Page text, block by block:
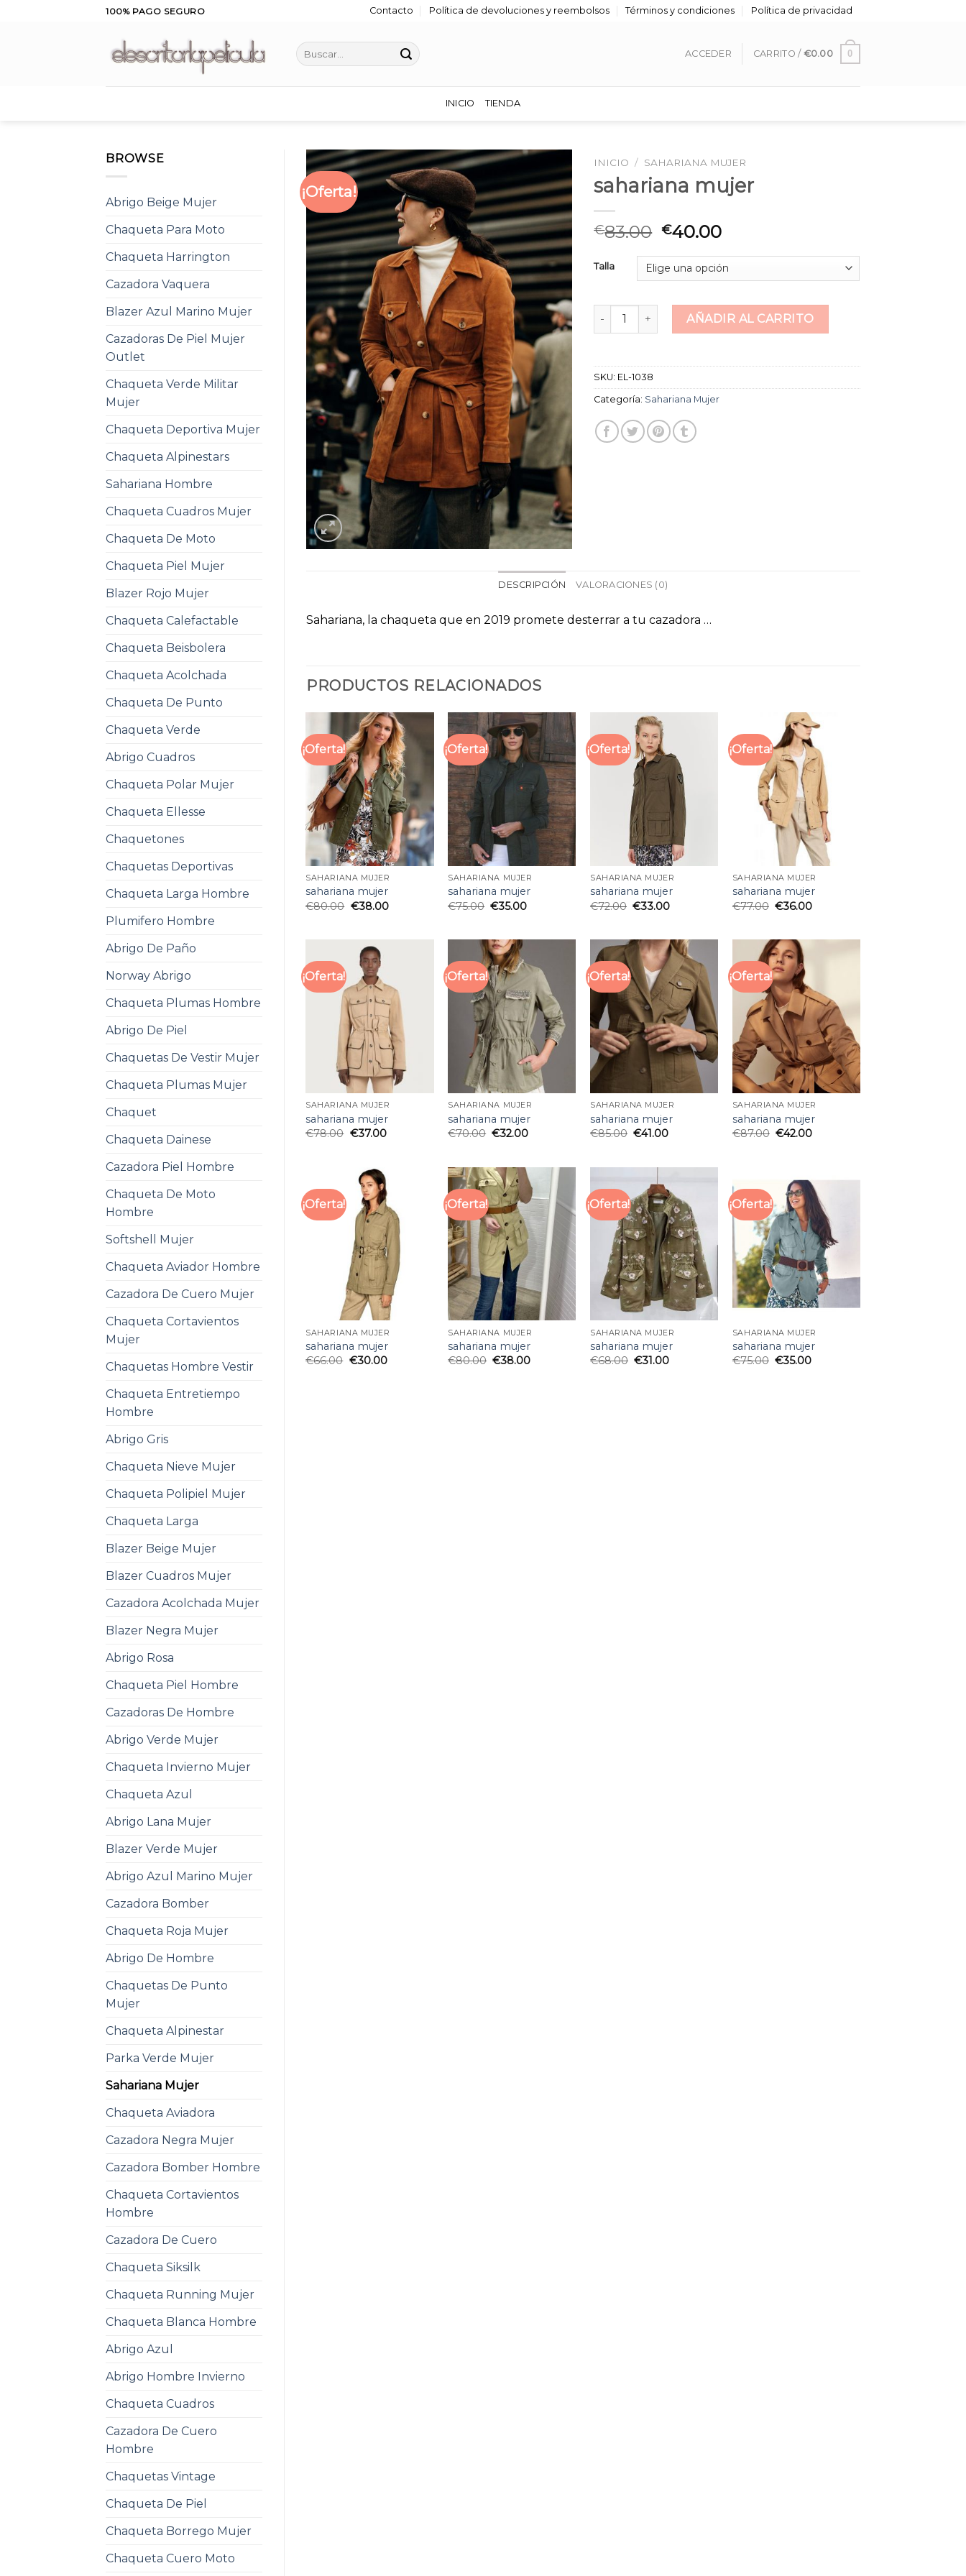
100% PAGO SEGURO Contacto Política de devoluciones y reembolsos Términos y condiciones Política de privacidad
Buscar
por:
ACCEDER CARRITO / €0.00 0
INICIO TIENDA
BROWSE
Abrigo Beige Mujer
Chaqueta Para Moto
Chaqueta Harrington
Cazadora Vaquera
Blazer Azul Marino Mujer
Cazadoras De Piel Mujer
Outlet
Chaqueta Verde Militar
Mujer
Chaqueta Deportiva Mujer
Chaqueta Alpinestars
Sahariana Hombre
Chaqueta Cuadros Mujer
Chaqueta De Moto
Chaqueta Piel Mujer
Blazer Rojo Mujer
Chaqueta Calefactable
Chaqueta Beisbolera
Chaqueta Acolchada
Chaqueta De Punto
Chaqueta Verde
Abrigo Cuadros
Chaqueta Polar Mujer
Chaqueta Ellesse
Chaquetones
Chaquetas Deportivas
Chaqueta Larga Hombre
Plumifero Hombre
Abrigo De Paño
Norway Abrigo
Chaqueta Plumas Hombre
Abrigo De Piel
Chaquetas De Vestir Mujer
Chaqueta Plumas Mujer
Chaquet
Chaqueta Dainese
Cazadora Piel Hombre
Chaqueta De Moto
Hombre
Softshell Mujer
Chaqueta Aviador Hombre
Cazadora De Cuero Mujer
Chaqueta Cortavientos
Mujer
Chaquetas Hombre Vestir
Chaqueta Entretiempo
Hombre
Abrigo Gris
Chaqueta Nieve Mujer
Chaqueta Polipiel Mujer
Chaqueta Larga
Blazer Beige Mujer
Blazer Cuadros Mujer
Cazadora Acolchada Mujer
Blazer Negra Mujer
Abrigo Rosa
Chaqueta Piel Hombre
Cazadoras De Hombre
Abrigo Verde Mujer
Chaqueta Invierno Mujer
Chaqueta Azul
Abrigo Lana Mujer
Blazer Verde Mujer
Abrigo Azul Marino Mujer
Cazadora Bomber
Chaqueta Roja Mujer
Abrigo De Hombre
Chaquetas De Punto
Mujer
Chaqueta Alpinestar
Parka Verde Mujer
Sahariana Mujer
Chaqueta Aviadora
Cazadora Negra Mujer
Cazadora Bomber Hombre
Chaqueta Cortavientos
Hombre
Cazadora De Cuero
Chaqueta Siksilk
Chaqueta Running Mujer
Chaqueta Blanca Hombre
Abrigo Azul
Abrigo Hombre Invierno
Chaqueta Cuadros
Cazadora De Cuero
Hombre
Chaquetas Vintage
Chaqueta De Piel
Chaqueta Borrego Mujer
Chaqueta Cuero Moto
¡Oferta!
INICIO / SAHARIANA MUJER
sahariana mujer
€83.00 €40.00
Talla
sahariana mujer cantidadAÑADIR AL CARRITO
SKU: EL-1038
Categoría: Sahariana Mujer
DESCRIPCIÓN VALORACIONES (0)
Sahariana, la chaqueta que en 2019 promete desterrar a tu cazadora …
PRODUCTOS RELACIONADOS
¡Oferta!
SAHARIANA MUJER
sahariana mujer
€80.00 €38.00
¡Oferta!
SAHARIANA MUJER
sahariana mujer
€75.00 €35.00
¡Oferta!
SAHARIANA MUJER
sahariana mujer
€72.00 €33.00
¡Oferta!
SAHARIANA MUJER
sahariana mujer
€77.00 €36.00
¡Oferta!
SAHARIANA MUJER
sahariana mujer
€78.00 €37.00
¡Oferta!
SAHARIANA MUJER
sahariana mujer
€70.00 €32.00
¡Oferta!
SAHARIANA MUJER
sahariana mujer
€85.00 €41.00
¡Oferta!
SAHARIANA MUJER
sahariana mujer
€87.00 €42.00
¡Oferta!
SAHARIANA MUJER
sahariana mujer
€66.00 €30.00
¡Oferta!
SAHARIANA MUJER
sahariana mujer
€80.00 €38.00
¡Oferta!
SAHARIANA MUJER
sahariana mujer
€68.00 €31.00
¡Oferta!
SAHARIANA MUJER
sahariana mujer
€75.00 €35.00